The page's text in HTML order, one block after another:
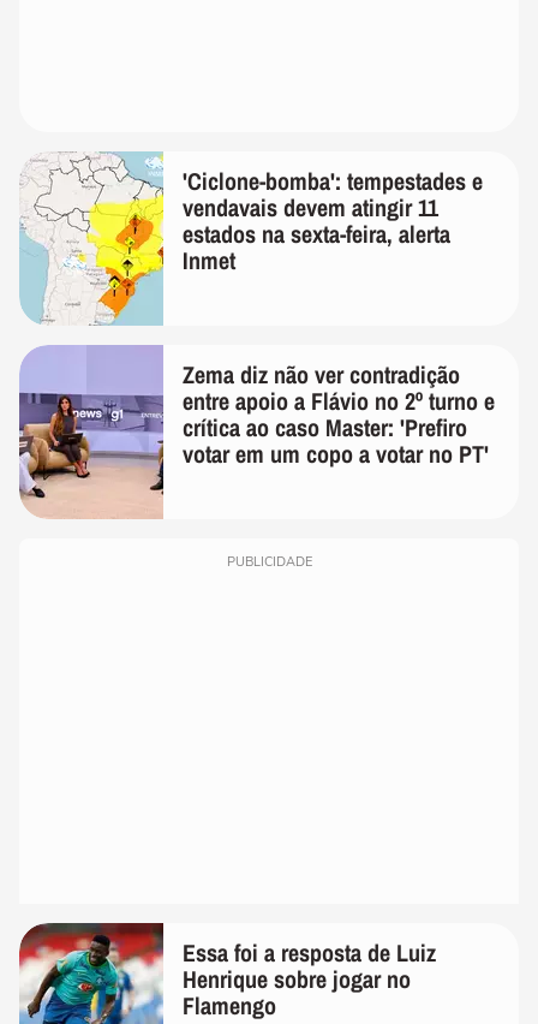
'Ciclone-bomba': tempestades e
vendavais devem atingir 11
estados na sexta-feira, alerta
Inmet
Zema diz não ver contradição
entre apoio a Flávio no 2º turno e
crítica ao caso Master: 'Prefiro
votar em um copo a votar no PT'
PUBLICIDADE
Essa foi a resposta de Luiz
Henrique sobre jogar no
Flamengo